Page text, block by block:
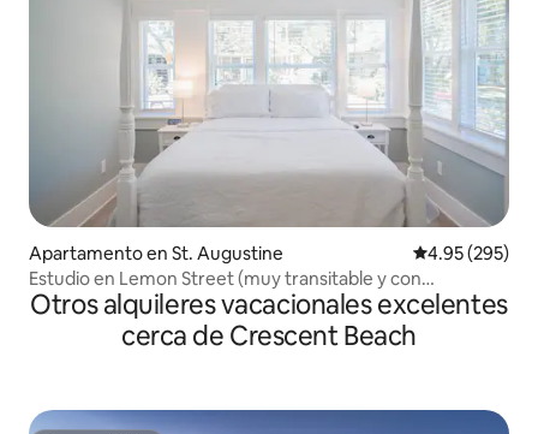
Apartamento en St. Augustine Calificación
4.95 (295)
Estudio en Lemon Street (muy transitable y con
estacionamiento gratuito)
Otros alquileres vacacionales excelentes
cerca de Crescent Beach